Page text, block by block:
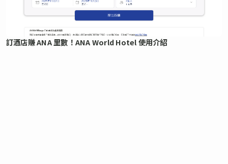
訂酒店賺 ANA 里數！ANA World Hotel 使用介紹